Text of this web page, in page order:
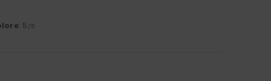
: 5 /5